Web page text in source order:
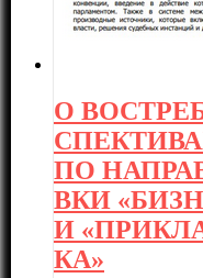
О
ПО
ВКИ
И
КА»